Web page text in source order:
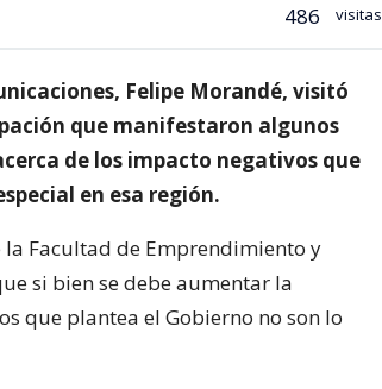
486 visitas
Felipe Morandé, visitó
que manifestaron algunos
de los impacto negativos que
en esa región.
la Facultad de Emprendimiento y
si bien se debe aumentar la
que plantea el Gobierno no son lo